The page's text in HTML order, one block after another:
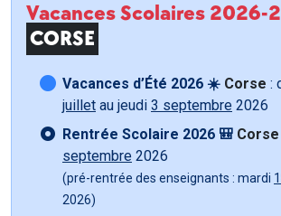
Vacances Scolaires 2026-
CORSE
Vacances d’Été 2026 ☀️ Corse :
juillet au jeudi 3 septembre 2026
Rentrée Scolaire 2026 🎒 Corse
septembre 2026
(pré-rentrée des enseignants : mardi 1
2026)